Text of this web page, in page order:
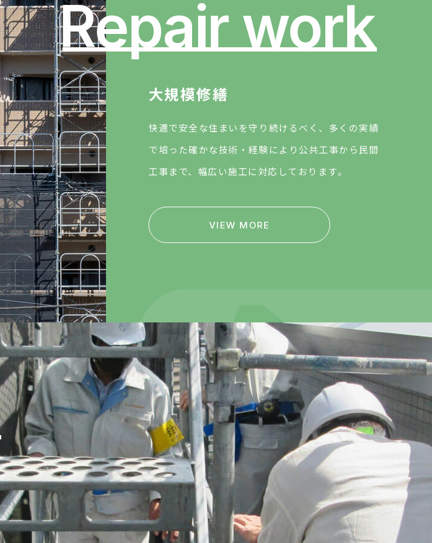
Repair work
大規模修繕
快適で安全な住まいを守り続けるべく、多くの実績
で培った確かな技術・経験により公共工事から民間
工事まで、幅広い施工に対応しております。
VIEW MORE